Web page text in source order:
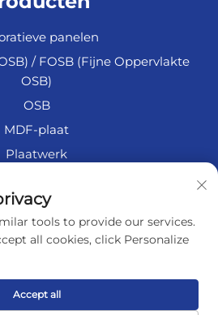
panelen
/ FOSB (Fijne Oppervlakte
OSB)
OSB
MDF-plaat
Plaatwerk
Fiberplaat
Accessoires
tools to provide our services.
all cookies, click Personalize
Accept all